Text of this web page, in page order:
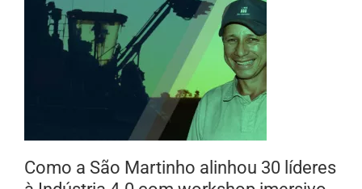
Como a São Martinho alinhou 30 líderes